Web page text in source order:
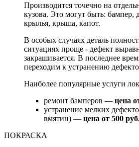
Производится точечно на
кузова. Это могут быть: бампер,
крылья, крыша, капот.
В особых случаях деталь
ситуациях проще - дефект
закрашивается. В последнее
переходим к устранению
Наиболее популярные услуги
ремонт бамперов — цена
устранение мелких
вмятин) — цена от 500
ПОКРАСКА